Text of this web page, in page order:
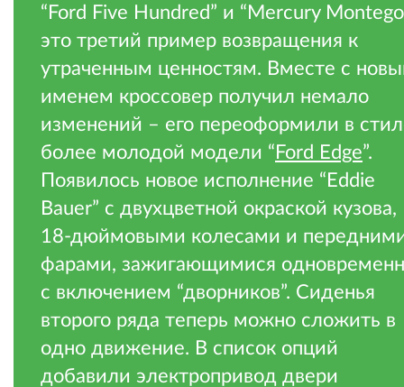
“Ford Five Hundred” и “Mercury
это третий пример возвращения к
утраченным ценностям. Вместе с
именем кроссовер получил немало
изменений – его переоформили в
более молодой модели “Ford Edge”.
Появилось новое исполнение “Eddie
Bauer” с двухцветной окраской кузова,
18-дюймовыми колесами и
фарами, зажигающимися
с включением “дворников”. Сиденья
второго ряда теперь можно сложить в
одно движение. В список опций
добавили электропривод двери